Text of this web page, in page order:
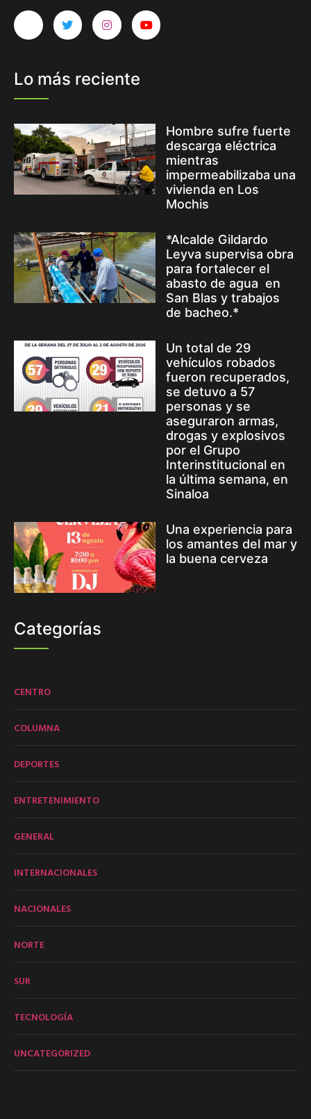
Lo más reciente
Hombre sufre fuerte
descarga eléctrica
mientras
impermeabilizaba una
vivienda en Los
Mochis
*Alcalde Gildardo
Leyva supervisa obra
para fortalecer el
abasto de agua en
San Blas y trabajos
de bacheo.*
Un total de 29
vehículos robados
fueron recuperados,
se detuvo a 57
personas y se
aseguraron armas,
drogas y explosivos
por el Grupo
Interinstitucional en
la última semana, en
Sinaloa
Una experiencia para
los amantes del mar y
la buena cerveza
Categorías
CENTRO
COLUMNA
DEPORTES
ENTRETENIMIENTO
GENERAL
INTERNACIONALES
NACIONALES
NORTE
SUR
TECNOLOGÍA
UNCATEGORIZED